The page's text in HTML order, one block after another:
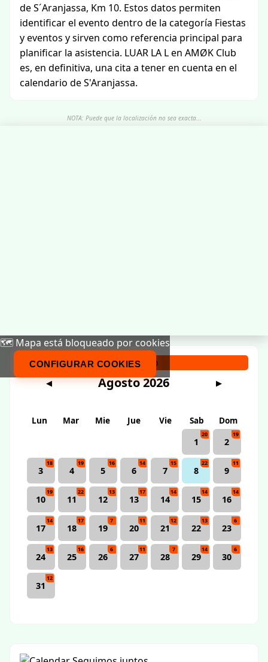
de S´Aranjassa, Km 10. Estos datos permiten
identificar el evento dentro de la categoría Fiestas
y eventos y sirven como referencia principal para
planificar la asistencia. LUAR LA L en AMØK Club
es, en definitiva, una cita a tener en cuenta en el
calendario de S'Aranjassa.
NOTA: Puede que la localización no sea exacta...
🗺️ Mapa está bloqueado por cookies
CONFIGURAR COOKIES
Calendario
◀ Agosto 2026 ▶
Lun Mar Mie Jue Vie Sab
Dom
1
20
2
19
3
18
4
19
5
16
6
14
7
15
8
22
9
11
10
19
11
22
12
13
13
17
14
14
15
14
16
14
17
14
18
17
19
7
20
11
21
12
22
13
23
6
24
13
25
16
26
6
27
11
28
7
29
14
30
6
31
12